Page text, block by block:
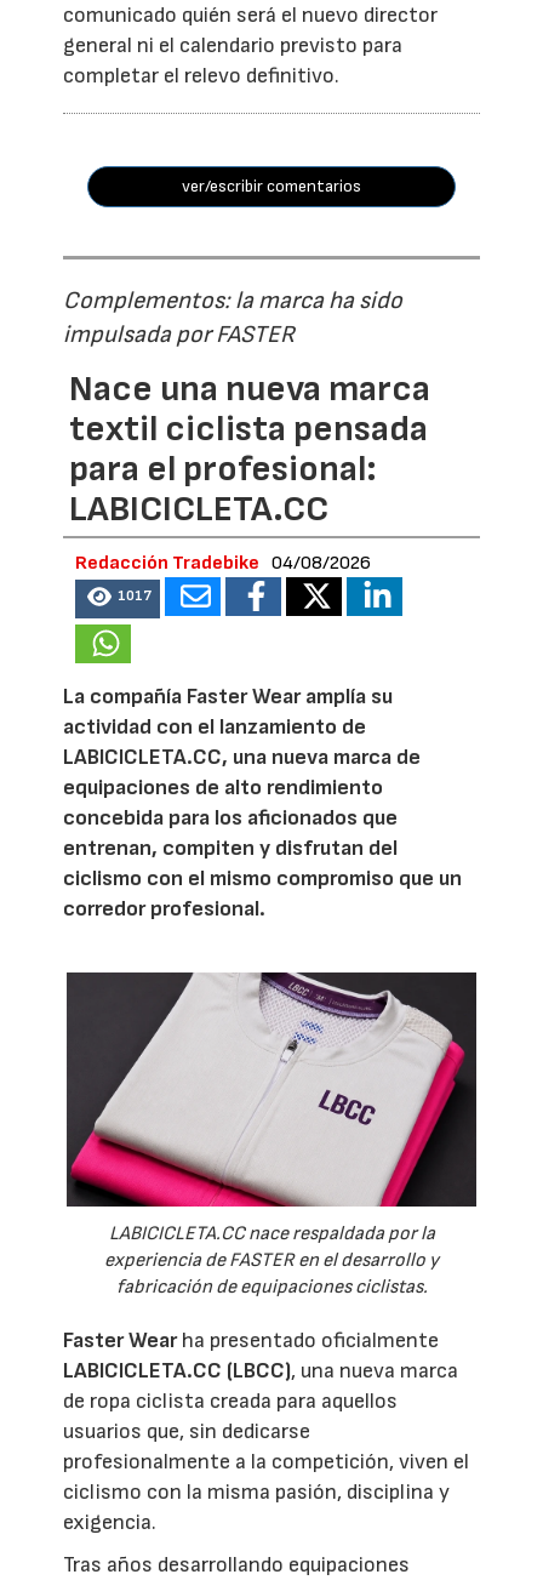
comunicado quién será el nuevo director
general ni el calendario previsto para
completar el relevo definitivo.
ver/escribir comentarios
Complementos: la marca ha sido
impulsada por FASTER
Nace una nueva marca
textil ciclista pensada
para el profesional:
LABICICLETA.CC
Redacción Tradebike 04/08/2026
1017
La compañía Faster Wear amplía su
actividad con el lanzamiento de
LABICICLETA.CC, una nueva marca de
equipaciones de alto rendimiento
concebida para los aficionados que
entrenan, compiten y disfrutan del
ciclismo con el mismo compromiso que un
corredor profesional.
LABICICLETA.CC nace respaldada por la
experiencia de FASTER en el desarrollo y
fabricación de equipaciones ciclistas.
Faster Wearha presentado oficialmente
LABICICLETA.CC (LBCC), una nueva marca
de ropa ciclista creada para aquellos
usuarios que, sin dedicarse
profesionalmente a la competición, viven el
ciclismo con la misma pasión, disciplina y
exigencia.
Tras años desarrollando equipaciones